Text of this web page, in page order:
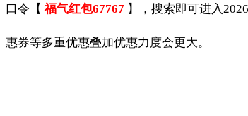
口令【福气红包67767 】，搜索即可进入
惠券等多重优惠叠加优惠力度会更大。